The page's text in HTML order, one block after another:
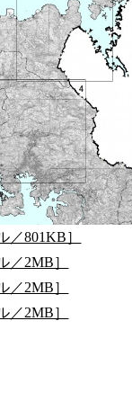
／801KB］
／2MB］
／2MB］
／2MB］